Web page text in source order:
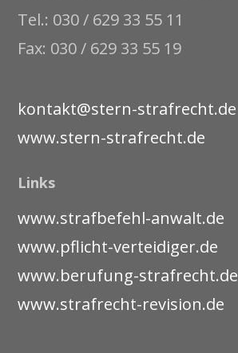
Tel.: 030 / 629 33 55 11
Fax: 030 / 629 33 55 19
kontakt@stern-strafrecht.de
www.stern-strafrecht.de
Links
www.strafbefehl-anwalt.de
www.pflicht-verteidiger.de
www.berufung-strafrecht.de
www.strafrecht-revision.de